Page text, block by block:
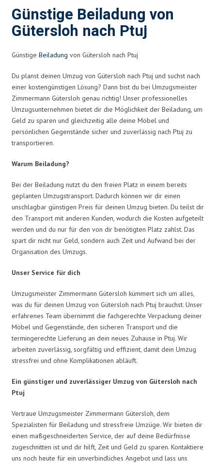
Günstige Beiladung von
Gütersloh nach Ptuj
Günstige Beiladung von Gütersloh nach Ptuj
Du planst deinen Umzug von Gütersloh nach Ptuj und suchst nach
einer kostengünstigen Lösung? Dann bist du bei Umzugsmeister
Zimmermann Gütersloh genau richtig! Unser professionelles
Umzugsunternehmen bietet dir die Möglichkeit der Beiladung, um
Geld zu sparen und gleichzeitig alle deine Möbel und
persönlichen Gegenstände sicher und zuverlässig nach Ptuj zu
transportieren.
Warum Beiladung?
Bei der Beiladung nutzt du den freien Platz in einem bereits
geplanten Umzugstransport. Dadurch können wir dir einen
unschlagbar günstigen Preis für deinen Umzug bieten. Du teilst dir
den Transport mit anderen Kunden, wodurch die Kosten aufgeteilt
werden und du nur für den von dir benötigten Platz zahlst. Das
spart dir nicht nur Geld, sondern auch Zeit und Aufwand bei der
Organisation des Umzugs.
Unser Service für dich
Umzugsmeister Zimmermann Gütersloh kümmert sich um alles,
was du für deinen Umzug von Gütersloh nach Ptuj brauchst. Unser
erfahrenes Team übernimmt die fachgerechte Verpackung deiner
Möbel und Gegenstände, den sicheren Transport und die
termingerechte Lieferung an dein neues Zuhause in Ptuj. Wir
arbeiten zuverlässig, sorgfältig und effizient, damit dein Umzug
stressfrei und ohne Komplikationen abläuft.
Ein günstiger und zuverlässiger Umzug von Gütersloh nach
Ptuj
Vertraue Umzugsmeister Zimmermann Gütersloh, dem
Spezialisten für Beiladung und stressfreie Umzüge. Wir bieten dir
einen maßgeschneiderten Service, der auf deine Bedürfnisse
zugeschnitten ist und dir hilft, Zeit und Geld zu sparen. Kontaktiere
uns noch heute für ein unverbindliches Angebot und lass uns